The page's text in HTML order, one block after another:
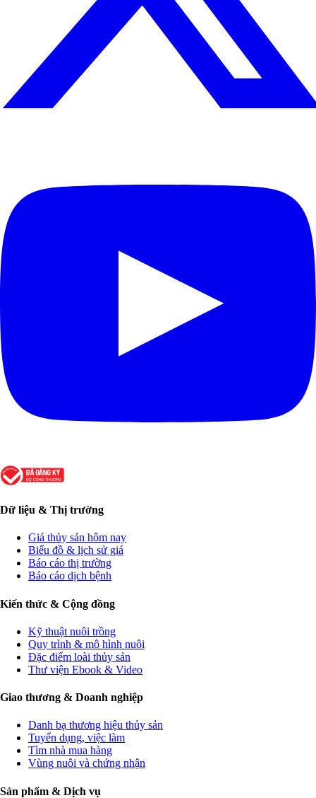
Dữ liệu & Thị trường
Giá thủy sản hôm nay
Biểu đồ & lịch sử giá
Báo cáo thị trường
Báo cáo dịch bệnh
Kiến thức & Cộng đồng
Kỹ thuật nuôi trồng
Quy trình & mô hình nuôi
Đặc điểm loài thủy sản
Thư viện Ebook & Video
Giao thương & Doanh nghiệp
Danh bạ thương hiệu thủy sản
Tuyển dụng, việc làm
Tìm nhà mua hàng
Vùng nuôi và chứng nhận
Sản phẩm & Dịch vụ